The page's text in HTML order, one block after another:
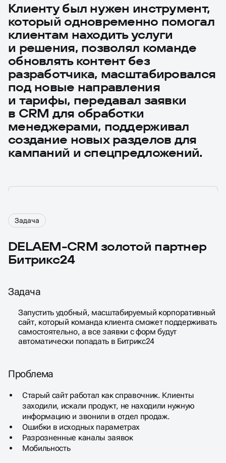
Клиенту был нужен инструмент,
который одновременно помогал
клиентам находить услуги
и решения, позволял команде
обновлять контент без
разработчика, масштабировался
под новые направления
и тарифы, передавал заявки
в CRM для обработки
менеджерами, поддерживал
создание новых разделов для
кампаний и спецпредложений.
Задача
DELAEM-CRM золотой партнер
Битрикс24
Задача
Запустить удобный, масштабируемый корпоративный
сайт, который команда клиента сможет поддерживать
самостоятельно, а все заявки с форм будут
автоматически попадать в Битрикс24
Проблема
Старый сайт работал как справочник. Клиенты
заходили, искали продукт, не находили нужную
информацию и звонили в отдел продаж.
Ошибки в исходных параметрах
Разрозненные каналы заявок
Мобильность